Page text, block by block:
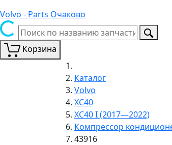
Volvo - Parts Очаково
Корзина
Каталог
Volvo
XC40
XC40 I (2017—2022)
Компрессор
43916